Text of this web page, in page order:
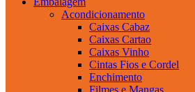
Acondicionamento
Caixas Cabaz
Caixas Cartao
Caixas Vinho
Cintas Fios e Cordel
Enchimento
Filmes e Mangas